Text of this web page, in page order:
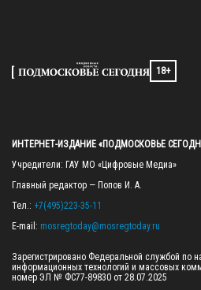
18+
ИНТЕРНЕТ-ИЗДАНИЕ «ПОДМОСКОВЬЕ
Учредители: ГАУ МО «Цифровые Медиа»
Главный редактор — Попов И. А.
Тел.: +7(495)223-35-11
E-mail: mosregtoday@mosregtoday.ru
Зарегистрировано Федеральной службой по
информационных технологий и массовых
номер ЭЛ № ФС77-89830 от 28.07.2025